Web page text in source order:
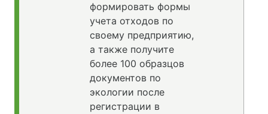
формировать формы
учета отходов по
своему предприятию,
а также получите
более 100 образцов
документов по
экологии после
регистрации в